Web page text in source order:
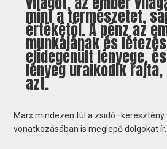
mint a természetet,
értékétől. A pénz az
munkájának és
elidegenült lényege,
lényeg uralkodik
azt.
Marx mindezen túl a zsidó–keresztény
vonatkozásában is meglepő dolgokat ír.